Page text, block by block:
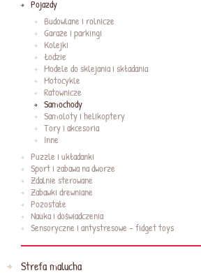
Pojazdy
Budowlane i rolnicze
Garaże i parkingi
Kolejki
Łodzie
Modele do sklejania i składania
Motocykle
Ratownicze
Samochody
Samoloty i helikoptery
Tory i akcesoria
Inne
Puzzle i układanki
Sport i zabawa na dworze
Zdalnie sterowane
Zabawki drewniane
Pozostałe
Nauka i doświadczenia
Sensoryczne i antystresowe - fidget toys
Strefa malucha